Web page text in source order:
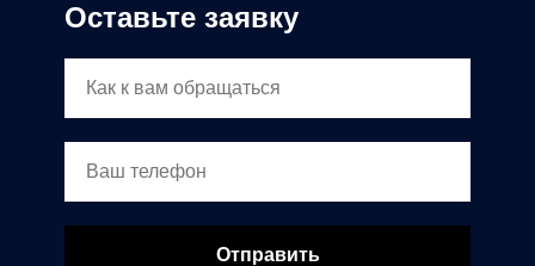
Оставьте заявку
Отправить